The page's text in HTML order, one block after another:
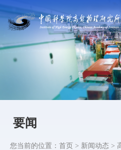
要闻
您当前的位置： 首页 > 新闻动态 >